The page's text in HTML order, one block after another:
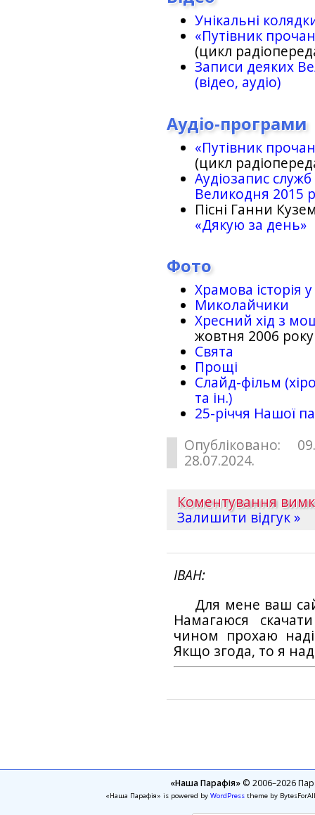
Унікальні
«Путівник
(цикл
Записи деяких
(відео, аудіо)
Аудіо-програми
«Путівник
(цикл
Аудіозапис
Великодня 2015
Пісні Ганни
«Дякую за день»
Фото
Храмова історія
Миколайчики
Хресний хід з
жовтня 2006 року
Свята
Прощі
Слайд-фільм
та ін.)
25-рiччя Нашої
Опубліковано:
28.07.2024.
Коментування
Залишити відгук »
ІВАН
Для мене ваш
Намагаюся
чином прохаю
Якщо згода, то я
«Наша Парафія»© 2006–2026
«Наша Парафія» is powered by WordPresstheme by